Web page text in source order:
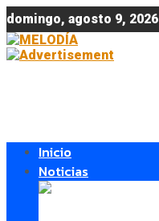
domingo, agosto 9, 2026
Inicio
Noticias